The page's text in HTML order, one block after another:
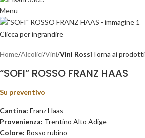
Menu
Clicca per ingrandire
Home Alcolici Vini Vini RossiTorna ai prodotti
“SOFI” ROSSO FRANZ HAAS
Su preventivo
Cantina: Franz Haas
Provenienza: Trentino Alto Adige
Colore: Rosso rubino